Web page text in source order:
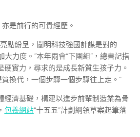
是前行的可貴經歷。
亮點紛呈，闡明科技強國計謀是對的
大力度。”本年兩會“下團組”，總書記指
硬實力，尋求的是成長新質生孩子力。
換代，一個步驟一個步驟往上走。”
經濟基礎，構建以進步前輩制造業為骨
包養網站“十五五”計劃綱領草案起筆落